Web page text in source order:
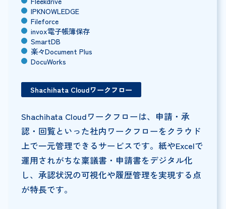
IPKNOWLEDGE
Fileforce
invox電子帳簿保存
SmartDB
楽々Document Plus
DocuWorks
Shachihata Cloudワークフロー
Shachihata Cloudワークフローは、申請・承
認・回覧といった社内ワークフローをクラウド
上で一元管理できるサービスです。紙やExcelで
運用されがちな稟議書・申請書をデジタル化
し、承認状況の可視化や履歴管理を実現する点
が特長です。